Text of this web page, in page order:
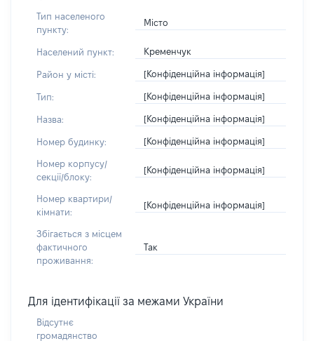
Тип населеного
пункту:
Місто
Населений пункт: Кременчук
Район у місті: [Конфіденційна інформація]
Тип: [Конфіденційна інформація]
Назва: [Конфіденційна інформація]
Номер будинку: [Конфіденційна інформація]
Номер корпусу/
секції/блоку:
[Конфіденційна інформація]
Номер квартири/
кімнати:
[Конфіденційна інформація]
Збігається з місцем
фактичного
проживання:
Так
Для ідентифікації за межами України
Відсутнє
громадянство